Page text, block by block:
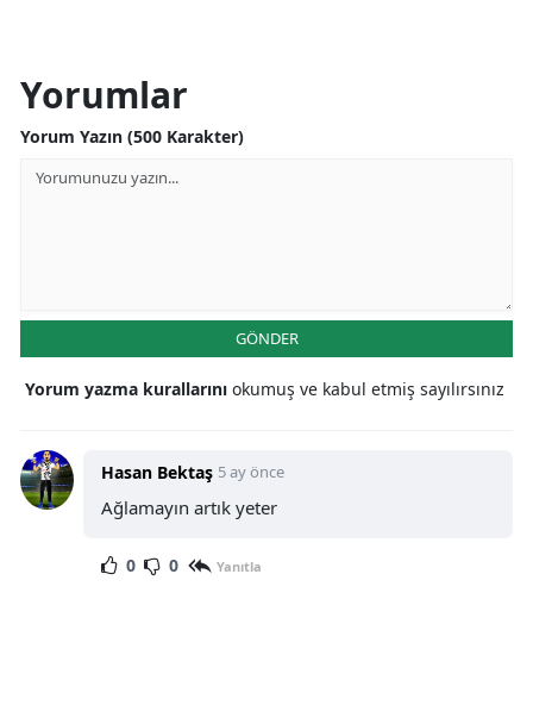
Yorumlar
Yorum Yazın (500 Karakter)
GÖNDER
Yorum yazma kurallarını okumuş ve kabul etmiş sayılırsınız
Hasan Bektaş 5 ay önce
Ağlamayın artık yeter
0 0 Yanıtla